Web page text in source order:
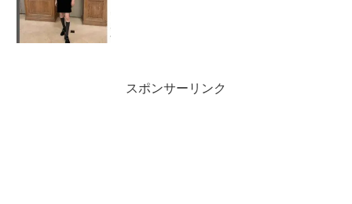
スポンサーリンク